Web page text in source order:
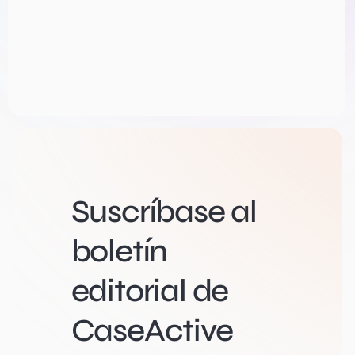
Suscríbase al
boletín
editorial de
CaseActive